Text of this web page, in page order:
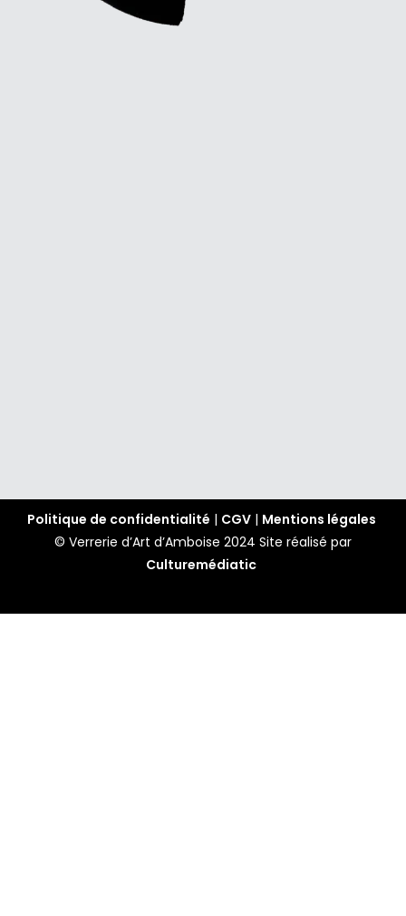
Politique de confidentialité | CGV | Mentions légales
© Verrerie d’Art d’Amboise 2024 Site réalisé par
Culturemédiatic